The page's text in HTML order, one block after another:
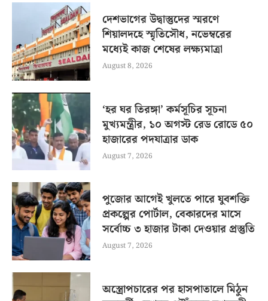
দেশভাগের উদ্বাস্তুদের স্মরণে
শিয়ালদহে স্মৃতিসৌধ, নভেম্বরের
মধ্যেই কাজ শেষের লক্ষ্যমাত্রা
August 8, 2026
‘হর ঘর তিরঙ্গা’ কর্মসূচির সূচনা
মুখ্যমন্ত্রীর, ১০ অগস্ট রেড রোডে ৫০
হাজারের পদযাত্রার ডাক
August 7, 2026
পুজোর আগেই খুলতে পারে যুবশক্তি
প্রকল্পের পোর্টাল, বেকারদের মাসে
সর্বোচ্চ ৩ হাজার টাকা দেওয়ার প্রস্তুতি
August 7, 2026
অস্ত্রোপচারের পর হাসপাতালে মিঠুন